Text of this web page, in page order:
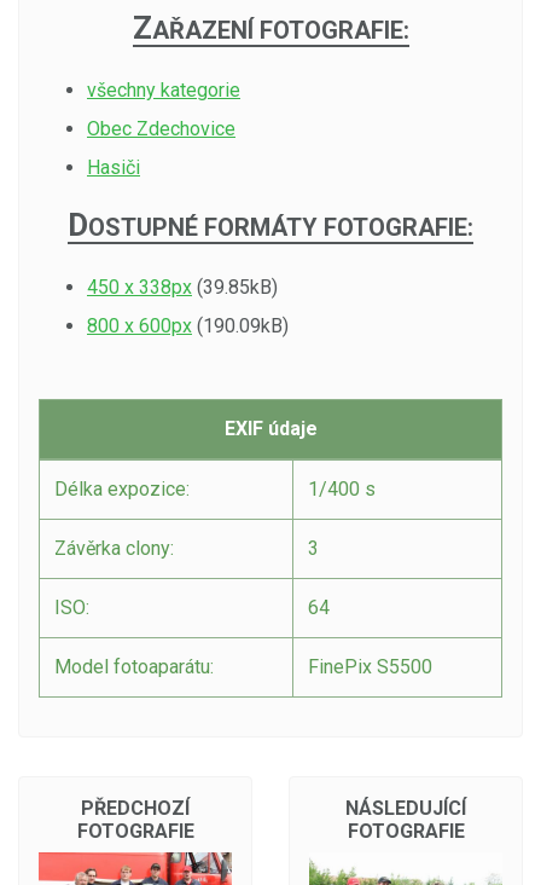
ZAŘAZENÍ FOTOGRAFIE:
všechny kategorie
Obec Zdechovice
Hasiči
DOSTUPNÉ FORMÁTY FOTOGRAFIE:
450 x 338px (39.85kB)
800 x 600px (190.09kB)
EXIF údaje
Délka expozice: 1/400 s
Závěrka clony: 3
ISO: 64
Model fotoaparátu: FinePix S5500
PŘEDCHOZÍ
FOTOGRAFIE
NÁSLEDUJÍCÍ
FOTOGRAFIE